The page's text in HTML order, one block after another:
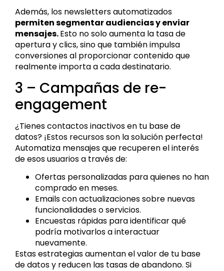
Además, los newsletters automatizados
permiten segmentar audiencias y enviar
mensajes.Esto no solo aumenta la tasa de
apertura y clics, sino que también impulsa
conversiones al proporcionar contenido que
realmente importa a cada destinatario.
3 – Campañas de re-
engagement
¿Tienes contactos inactivos en tu base de
datos? ¡Estos recursos son la solución perfecta!
Automatiza mensajes que recuperen el interés
de esos usuarios a través de:
Ofertas personalizadas para quienes no han
comprado en meses.
Emails con actualizaciones sobre nuevas
funcionalidades o servicios.
Encuestas rápidas para identificar qué
podría motivarlos a interactuar
nuevamente.
Estas estrategias aumentan el valor de tu base
de datos y reducen las tasas de abandono. Si